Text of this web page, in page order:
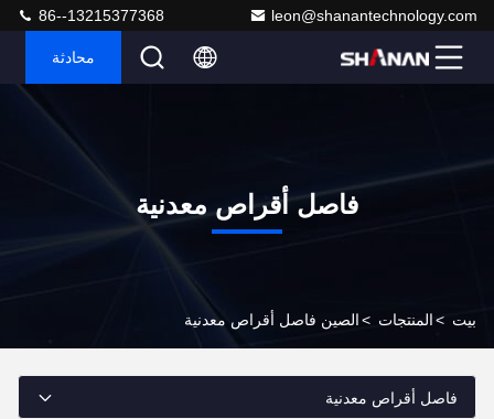
leon@shanantechnology.com
86--13215377368
محادثة
فاصل أقراص معدنية
بيت >المنتجات >الصين فاصل أقراص معدنية
فاصل أقراص معدنية